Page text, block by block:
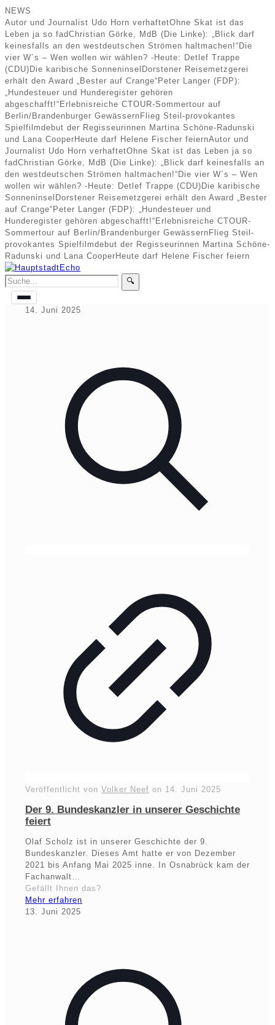
NEWS
Autor und Journalist Udo Horn verhaftetOhne Skat ist das
Leben ja so fadChristian Görke, MdB (Die Linke): „Blick darf
keinesfalls an den westdeutschen Strömen haltmachen!“ Die
vier W´s – Wen wollen wir wählen? -Heute: Detlef Trappe
(CDU) Die karibische Sonneninsel Dorstener Reisemetzgerei
erhält den Award „Bester auf Crange“ Peter Langer (FDP):
„Hundesteuer und Hunderegister gehören
abgeschafft!“ Erlebnisreiche CTOUR-Sommertour auf
Berlin/Brandenburger Gewässern Flieg Steil-provokantes
Spielfilmdebut der Regisseurinnen Martina Schöne-Radunski
und Lana Cooper Heute darf Helene Fischer feiernAutor und
Journalist Udo Horn verhaftetOhne Skat ist das Leben ja so
fadChristian Görke, MdB (Die Linke): „Blick darf keinesfalls an
den westdeutschen Strömen haltmachen!“ Die vier W´s – Wen
wollen wir wählen? -Heute: Detlef Trappe (CDU) Die karibische
Sonneninsel Dorstener Reisemetzgerei erhält den Award „Bester
auf Crange“ Peter Langer (FDP): „Hundesteuer und
Hunderegister gehören abgeschafft!“ Erlebnisreiche CTOUR-
Sommertour auf Berlin/Brandenburger Gewässern Flieg Steil-
provokantes Spielfilmdebut der Regisseurinnen Martina Schöne-
Radunski und Lana Cooper Heute darf Helene Fischer feiern
🔍
14. Juni 2025
Veröffentlicht von Volker Neef on 14. Juni 2025
Der 9. Bundeskanzler in unserer Geschichte
feiert
Olaf Scholz ist in unserer Geschichte der 9.
Bundeskanzler. Dieses Amt hatte er von Dezember
2021 bis Anfang Mai 2025 inne. In Osnabrück kam der
Fachanwalt…
Gefällt Ihnen das?
Mehr erfahren
13. Juni 2025